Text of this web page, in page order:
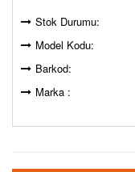
Stok Durumu:
Model Kodu:
Barkod:
Marka :